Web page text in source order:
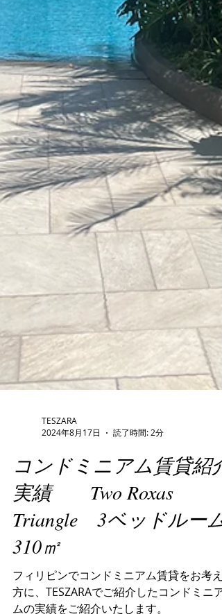
2024年8月17日
読了時間: 2分
コンドミニアム賃貸紹介
実績 Two Roxas
Triangle 3ベッドルーム
310㎡
フィリピンでコンドミニアム賃貸をお考え